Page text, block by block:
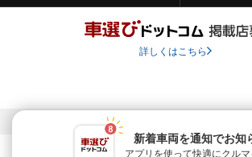
新着車両を通知でお知
アプリを使って快適にクル
詳しくはこちら
© Fabrica Communications Co.,